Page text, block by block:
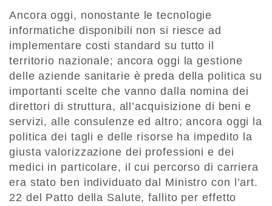
Ancora oggi, nonostante le tecnologie
informatiche disponibili non si riesce ad
implementare costi standard su tutto il
territorio nazionale; ancora oggi la gestione
delle aziende sanitarie è preda della politica su
importanti scelte che vanno dalla nomina dei
direttori di struttura, all’acquisizione di beni e
servizi, alle consulenze ed altro; ancora oggi la
politica dei tagli e delle risorse ha impedito la
giusta valorizzazione dei professioni e dei
medici in particolare, il cui percorso di carriera
era stato ben individuato dal Ministro con l’art.
22 del Patto della Salute, fallito per effetto